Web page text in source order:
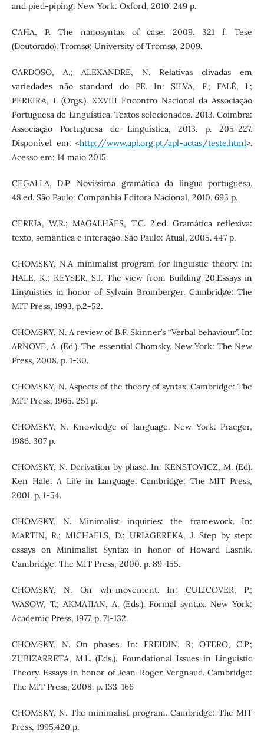
and pied-piping. New York: Oxford, 2010. 249 p.
CAHA, P. The nanosyntax of case. 2009. 321 f. Tese
(Doutorado). Tromsø: University of Tromsø, 2009.
CARDOSO, A.; ALEXANDRE, N. Relativas clivadas em
variedades não standard do PE. In: SILVA, F.; FALÉ, I.;
PEREIRA, I. (Orgs.). XXVIII Encontro Nacional da Associação
Portuguesa de Linguística. Textos selecionados. 2013. Coimbra:
Associação Portuguesa de Linguística, 2013. p. 205-227.
Disponível em: <http://www.apl.org.pt/apl-actas/teste.html>.
Acesso em: 14 maio 2015.
CEGALLA, D.P. Novíssima gramática da língua portuguesa.
48.ed. São Paulo: Companhia Editora Nacional, 2010. 693 p.
CEREJA, W.R.; MAGALHÃES, T.C. 2.ed. Gramática reflexiva:
texto, semântica e interação. São Paulo: Atual, 2005. 447 p.
CHOMSKY, N.A minimalist program for linguistic theory. In:
HALE, K.; KEYSER, S.J. The view from Building 20.Essays in
Linguistics in honor of Sylvain Bromberger. Cambridge: The
MIT Press, 1993. p.2-52.
CHOMSKY, N. A review of B.F. Skinner’s “Verbal behaviour”. In:
ARNOVE, A. (Ed.). The essential Chomsky. New York: The New
Press, 2008. p. 1-30.
CHOMSKY, N. Aspects of the theory of syntax. Cambridge: The
MIT Press, 1965. 251 p.
CHOMSKY, N. Knowledge of language. New York: Praeger,
1986. 307 p.
CHOMSKY, N. Derivation by phase. In: KENSTOVICZ, M. (Ed).
Ken Hale: A Life in Language. Cambridge: The MIT Press,
2001. p. 1-54.
CHOMSKY, N. Minimalist inquiries: the framework. In:
MARTIN, R.; MICHAELS, D.; URIAGEREKA, J. Step by step:
essays on Minimalist Syntax in honor of Howard Lasnik.
Cambridge: The MIT Press, 2000. p. 89-155.
CHOMSKY, N. On wh-movement. In: CULICOVER, P.;
WASOW, T.; AKMAJIAN, A. (Eds.). Formal syntax. New York:
Academic Press, 1977. p. 71-132.
CHOMSKY, N. On phases. In: FREIDIN, R; OTERO, C.P.;
ZUBIZARRETA, M.L. (Eds.). Foundational Issues in Linguistic
Theory. Essays in honor of Jean-Roger Vergnaud. Cambridge:
The MIT Press, 2008. p. 133-166
CHOMSKY, N. The minimalist program. Cambridge: The MIT
Press, 1995.420 p.